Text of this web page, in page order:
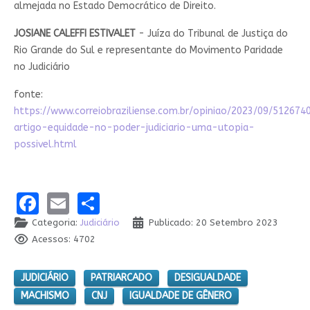
almejada no Estado Democrático de Direito.
JOSIANE CALEFFI ESTIVALET- Juíza do Tribunal de Justiça do
Rio Grande do Sul e representante do Movimento Paridade
no Judiciário
fonte:
https://www.correiobraziliense.com.br/opiniao/2023/09/
artigo-equidade-no-poder-judiciario-uma-utopia-
possivel.html
Facebook
EmailShare
Categoria: Judiciário
Publicado: 20 Setembro 2023
Acessos: 4702
JUDICIÁRIO PATRIARCADO
DESIGUALDADE
MACHISMO
CNJ IGUALDADE DE GÊNERO